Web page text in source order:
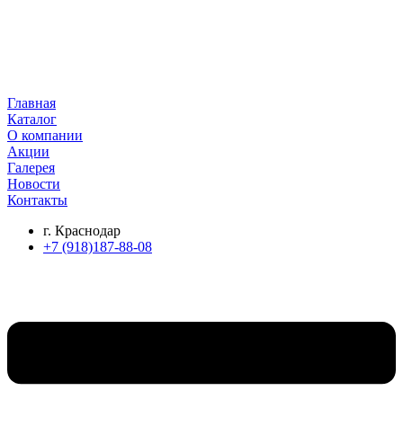
Главная
Каталог
О компании
Акции
Галерея
Новости
Контакты
г. Краснодар
+7 (918)187-88-08